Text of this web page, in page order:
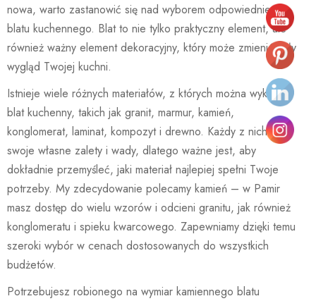
nowa, warto zastanowić się nad wyborem odpowiedniego
blatu kuchennego. Blat to nie tylko praktyczny element, ale
również ważny element dekoracyjny, który może zmienić cały
wygląd Twojej kuchni.
Istnieje wiele różnych materiałów, z których można wykonać
blat kuchenny, takich jak granit, marmur, kamień,
konglomerat, laminat, kompozyt i drewno. Każdy z nich ma
swoje własne zalety i wady, dlatego ważne jest, aby
dokładnie przemyśleć, jaki materiał najlepiej spełni Twoje
potrzeby. My zdecydowanie polecamy kamień – w Pamir
masz dostęp do wielu wzorów i odcieni granitu, jak również
konglomeratu i spieku kwarcowego. Zapewniamy dzięki temu
szeroki wybór w cenach dostosowanych do wszystkich
budżetów.
Potrzebujesz robionego na wymiar kamiennego blatu